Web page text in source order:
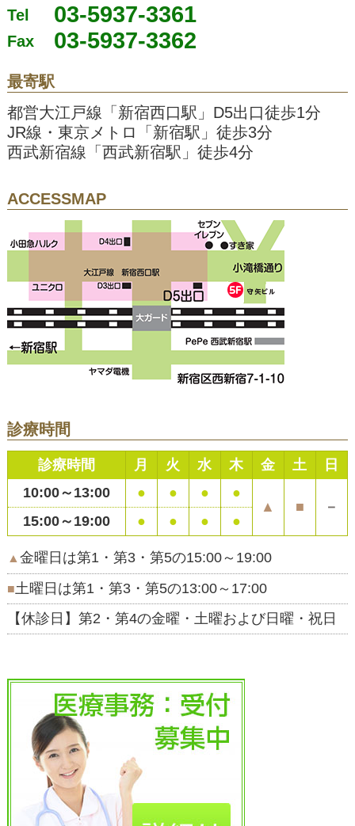
Tel
03-5937-3361
Fax 03-5937-3362
最寄駅
都営大江戸線「新宿西口駅」D5出口徒歩1分
JR線・東京メトロ「新宿駅」徒歩3分
西武新宿線「西武新宿駅」徒歩4分
ACCESSMAP
診療時間
▲ 金曜日は第1・第3・第5の15:00～19:00
■土曜日は第1・第3・第5の13:00～17:00
【休診日】第2・第4の金曜・土曜および日曜・祝日
診療時間 月 火 水 木 金 土
日
10:00～13:00
● ● ●
●
▲
■
－
15:00～19:00
● ● ● ●